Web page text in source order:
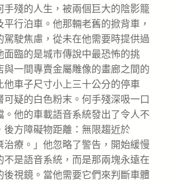
手殘的人生，被兩個巨大的陰影籠
行泊車。他那輛老舊的掀背車，
駕駛焦慮，從未在他需要時提供過
面臨的是城市傳說中最恐怖的挑
與一間專賣金屬雕像的畫廊之間的
他車子尺寸小上三十公分的停車
疑的白色粉末。何手殘深吸一口
。他的車載語音系統發出了令人不
後方障礙物距離：無限趨近於
治療。」他忽略了警告，開始緩慢
不是語音系統，而是那兩塊永遠在
後視鏡。當他需要它們來判斷車體